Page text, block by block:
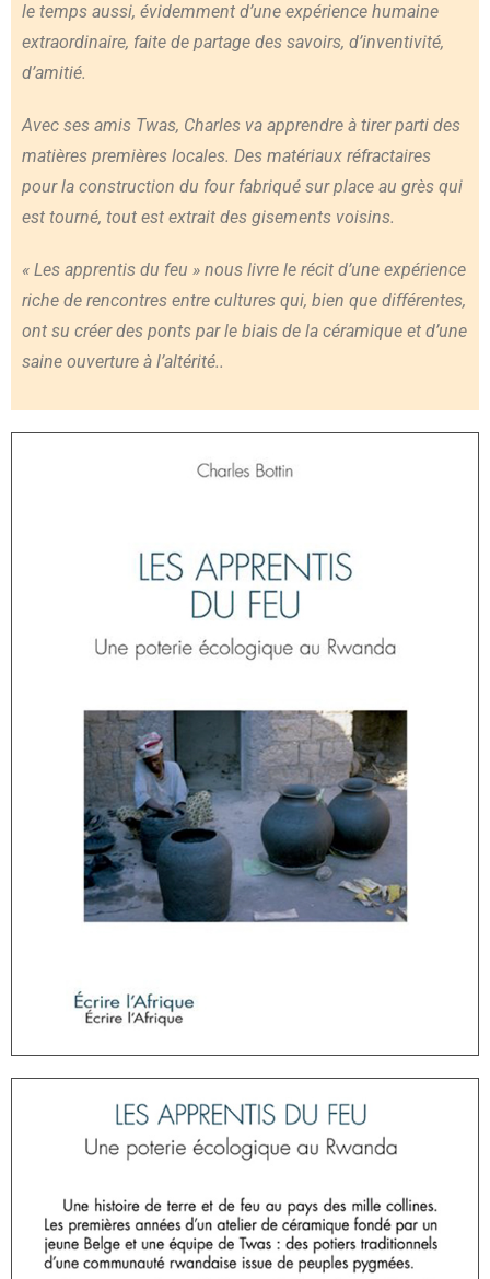
le temps aussi, évidemment d’une expérience humaine
extraordinaire, faite de partage des savoirs, d’inventivité,
d’amitié.
Avec ses amis Twas, Charles va apprendre à tirer parti des
matières premières locales. Des matériaux réfractaires
pour la construction du four fabriqué sur place au grès qui
est tourné, tout est extrait des gisements voisins.
« Les apprentis du feu » nous livre le récit d’une expérience
riche de rencontres entre cultures qui, bien que différentes,
ont su créer des ponts par le biais de la céramique et d’une
saine ouverture à l’altérité..